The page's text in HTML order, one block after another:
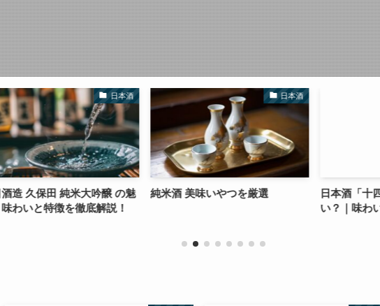
日本酒
造 久保田 純米大吟醸 の魅
わいと特徴を徹底解説！
日本酒
純米酒 美味いやつを厳選
日本酒「十
い？｜味わ